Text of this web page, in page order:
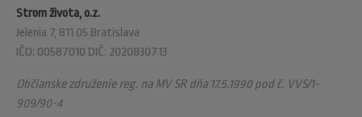
Strom života, o.z.
Jelenia 7, 811 05 Bratislava
IČO: 00587010 DIČ: 2020830713
Občianske združenie reg. na MV SR dňa 17.5.1990 pod č. VVS/1-
909/90-4